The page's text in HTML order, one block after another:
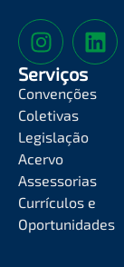
Serviços
Convenções
Coletivas
Legislação
Acervo
Assessorias
Currículos e
Oportunidades